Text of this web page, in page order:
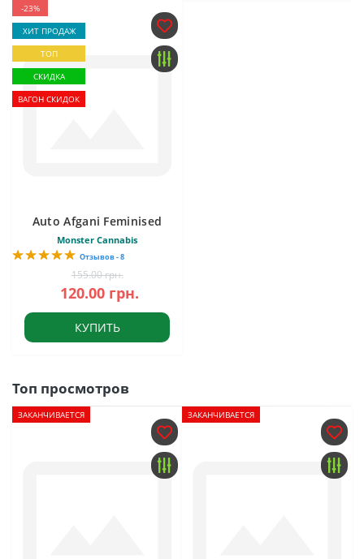
-23%
ХИТ ПРОДАЖ
ТОП
СКИДКА
ВАГОН СКИДОК
Auto Afgani Feminised
Monster Cannabis
Отзывов - 8
155.00 грн.
120.00 грн.
КУПИТЬ
Топ просмотров
ЗАКАНЧИВАЕТСЯ ЗАКАНЧИВАЕТСЯ